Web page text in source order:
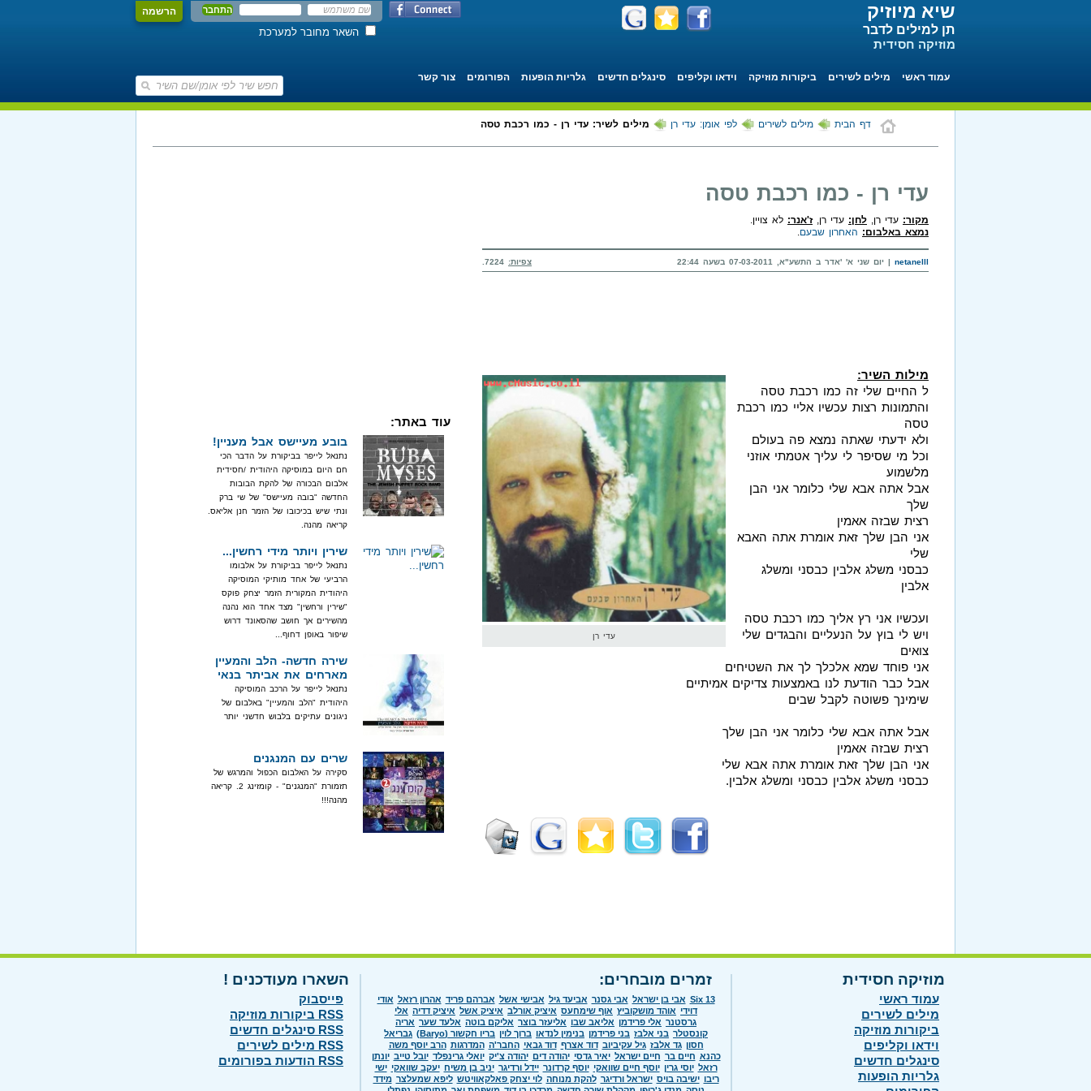
הרשמה
השאר מחובר למערכת
שיא מיוזיק
תן למילים לדבר
מוזיקה חסידית
עמוד ראשי מילים לשירים ביקורות מוזיקה וידאו וקליפים סינגלים חדשים גלריות הופעות הפורומים צור קשר
דף הבית מילים לשירים לפי אומן: עדי רן מילים לשיר: עדי רן - כמו רכבת טסה
עדי רן - כמו רכבת טסה
מקור: עדי רן, לחן: עדי רן,ז'אנר: לא צויין.
נמצא באלבום: האחרון שבעם
netanelll | יום שני א' 'אדר ב התשע"א, 07-03-2011 בשעה 22:44 צפיות:
עדי רן
מילות השיר:
ל החיים שלי זה כמו רכבת טסה
והתמונות רצות עכשיו אליי כמו רכבת
טסה
ולא ידעתי שאתה נמצא פה בעולם
וכל מי שסיפר לי עליך אטמתי אוזני
מלשמוע
אבל אתה אבא שלי כלומר אני הבן
שלך
רצית שבזה אאמין
אני הבן שלך זאת אומרת אתה האבא
שלי
כבסני משלג אלבין כבסני ומשלג
אלבין
ועכשיו אני רץ אליך כמו רכבת טסה
ויש לי בוץ על הנעליים והבגדים שלי
צואים
אני פוחד שמא אלכלך לך את השטיחים
אבל כבר הודעת לנו באמצעות צדיקים אמיתיים
שימינך פשוטה לקבל שבים
אבל אתה אבא שלי כלומר אני הבן שלך
רצית שבזה אאמין
אני הבן שלך זאת אומרת אתה אבא שלי
כבסני משלג אלבין כבסני ומשלג אלבין.
עוד באתר:
בובע מעיישס אבל מעניין!
נתנאל לייפר בביקורת על הדבר הכי
חם היום במוסיקה היהודית /חסידית
אלבום הבכורה של להקת הבובות
החדשה "בובה מעיישס" של שי ברק
ונתי שיש בכיכובו של הזמר חנן אליאס.
קריאה מהנה.
שירין ויותר מידי רחשין...
נתנאל לייפר בביקורת על אלבומו
הרביעי של אחד מותיקי המוסיקה
היהודית המקורית הזמר יצחק פוקס
"שירין ורחשין" מצד אחד הוא נהנה
מהשירים אך חושב שהסאונד דרוש
שיפור באופן דחוף...
שירה חדשה- הלב והמעיין
מארחים את אביתר בנאי
נתנאל לייפר על הרכב המוסיקה
היהודית "הלב והמעיין" באלבום של
ניגונים עתיקים בלבוש חדשני יותר
שרים עם המנגנים
סקירה על האלבום הכפול והמרגש של
תזמורת "המנגנים" - קומזינג 2. קריאה
מהנה!!!
מוזיקה חסידית
עמוד ראשי
מילים לשירים
ביקורות מוזיקה
וידאו וקליפים
סינגלים חדשים
גלריות הופעות
זמרים מובחרים:
Six 13 אבי בן ישראל אבי גסנר אביעד גיל אבישי אשל אברהם פריד אהרון רזאל אודי
דוידי אוהד מושקוביץ אוף שימחעס איציק אורלב איציק אשל איציק דדיה אלי
גרסטנר אלי פרידמן אליאב שבו אליעזר בוצר אליקם בוטה אלעד שער אריה
קונסטלר בני אלבז בני פרידמן בנימין לנדאו ברוך לוין בריו חקשור (Baryo)
גבריאל
חסון גד אלבז גיל עקיביוב דוד אצרף דוד גבאי החבר'ה המדרגות הרב יוסף משה
כהנא חיים בר חיים ישראל יאיר גדסי יהודה דים יהודה צ'יק יואלי גרינפלד יובל טייב יונתן
רזאל יוסי גרין יוסף חיים שוואקי יוסף קרדונר יידל ורדיגר יניב בן משיח יעקב שוואקי ישי
ריבו ישיבה בויס ישראל ורדיגר להקת מנוחה לוי יצחק פאלקאוויטש ליפא שמעלצר מידד
השארו מעודכנים !
פייסבוק
RSS ביקורות מוזיקה
RSS סינגלים חדשים
RSS מילים לשירים
RSS הודעות בפורומים